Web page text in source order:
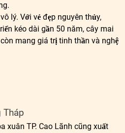
lý. Với vẻ đẹp nguyên thủy,
kéo dài gần 50 năm, cây mai
mang giá trị tinh thần và nghệ
Tháp
xuân TP. Cao Lãnh cũng xuất